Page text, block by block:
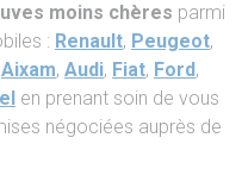
moins chères parmi
: Renault, Peugeot,
Aixam, Audi, Fiat, Ford,
en prenant soin de vous
négociées auprès de